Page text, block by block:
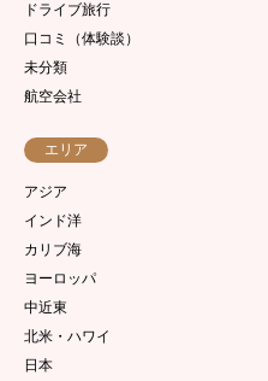
ドライブ旅行
口コミ（体験談）
未分類
航空会社
エリア
アジア
インド洋
カリブ海
ヨーロッパ
中近東
北米・ハワイ
日本